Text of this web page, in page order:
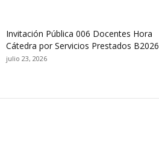
Invitación Pública 006 Docentes Hora
Cátedra por Servicios Prestados B2026
julio 23, 2026